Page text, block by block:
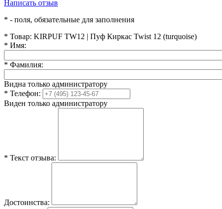
Написать отзыв
* - поля, обязательные для заполнения
* Товар: KIRPUF TW12 | Пуф Киркас Twist 12 (turquoise)
* Имя:
* Фамилия:
Видна только администратору
* Телефон:
Виден только администратору
* Текст отзыва:
Достоинства: